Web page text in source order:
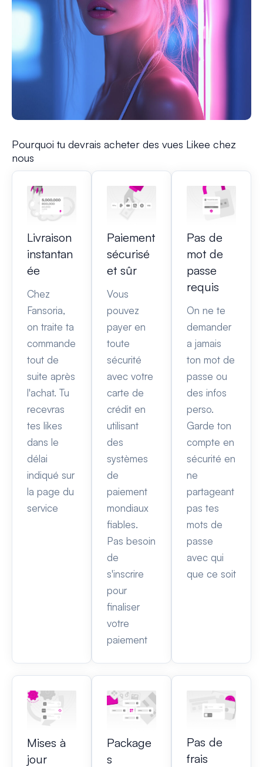
Pourquoi tu devrais acheter des vues Likee chez
nous
Livraison
instantan
ée
Chez
Fansoria,
on traite ta
commande
tout de
suite après
l'achat. Tu
recevras
tes likes
dans le
délai
indiqué sur
la page du
service
Paiement
sécurisé
et sûr
Vous
pouvez
payer en
toute
sécurité
avec votre
carte de
crédit en
utilisant
des
systèmes
de
paiement
mondiaux
fiables.
Pas besoin
de
s'inscrire
pour
finaliser
votre
paiement
Pas de
mot de
passe
requis
On ne te
demander
a jamais
ton mot de
passe ou
des infos
perso.
Garde ton
compte en
sécurité en
ne
partageant
pas tes
mots de
passe
avec qui
que ce soit
Mises à
jour
Package
s
Pas de
frais